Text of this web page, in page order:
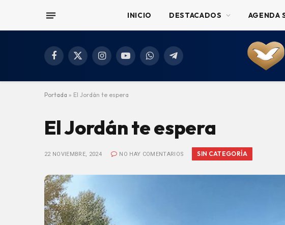
INICIO DESTACADOS AGENDA
Facebook
X
InstagramYouTubeWhatsAppTelegram
Portada » El Jordán te espera
El Jordán te espera
22 NOVIEMBRE, 2024 NO HAY COMENTARIOS SIN CATEGORÍA